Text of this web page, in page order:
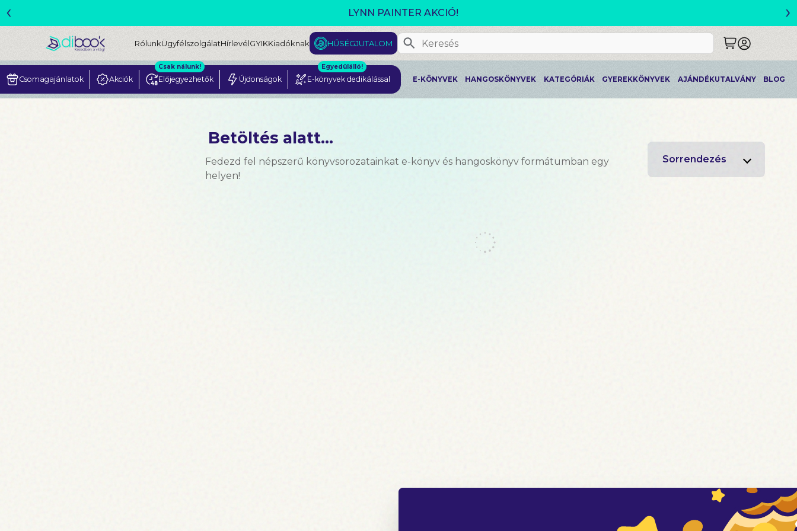
MEGJELENT! L. J. SHEN: LEGVADABB ÁLMAIMBAN SZERETLEK
‹ ›
RólunkÜgyfélszolgálatHírlevélGYIKKiadóknak HŰSÉGJUTALOM
Csomagajánlatok Akciók Előjegyezhetők
Csak nálunk!
Újdonságok E-könyvek dedikálással
Egyedülálló!
E-KÖNYVEK HANGOSKÖNYVEK KATEGÓRIÁK GYEREKKÖNYVEK AJÁNDÉKUTALVÁNY BLOG
Betöltés alatt...
Fedezd fel népszerű könyvsorozatainkat e-könyv és hangoskönyv formátumban egy
helyen!
Sorrendezés